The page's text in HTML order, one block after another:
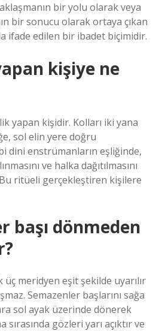
bir yolu olarak veya
bir sonucu olarak ortaya çıkan
ifade edilen bir ibadet biçimidir.
kişiye ne
yapan kişidir. Kolları iki yana
sol elin yere doğru
dini enstrümanların eşliğinde,
ve halka dağıtılmasını
ritüeli gerçekleştiren kişilere
başı dönmeden
meridyen eşit şekilde uyarılır
Semazenler başlarını sağa
sol ayak üzerinde dönerek
sırasında gözleri yarı açıktır ve